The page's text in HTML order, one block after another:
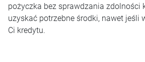
pożyczka bez sprawdzania zdolności
uzyskać potrzebne środki, nawet jeśli
Ci kredytu.